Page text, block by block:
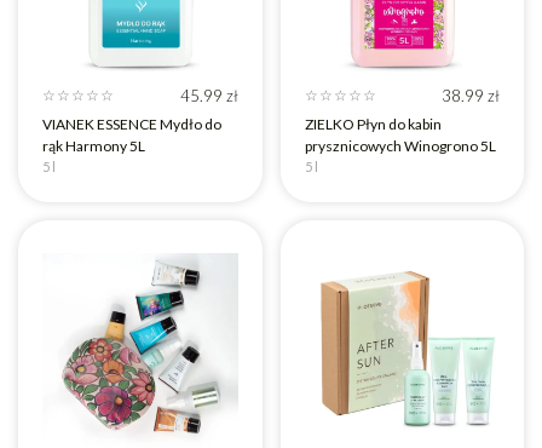
☆ ☆ ☆ ☆ ☆ 45.99 zł
VIANEK ESSENCE Mydło do
rąk Harmony 5L
5 l
☆ ☆ ☆ ☆ ☆ 38.99 zł
ZIELKO Płyn do kabin
prysznicowych Winogrono 5L
5 l